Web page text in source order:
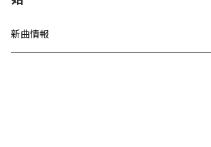
新曲情報